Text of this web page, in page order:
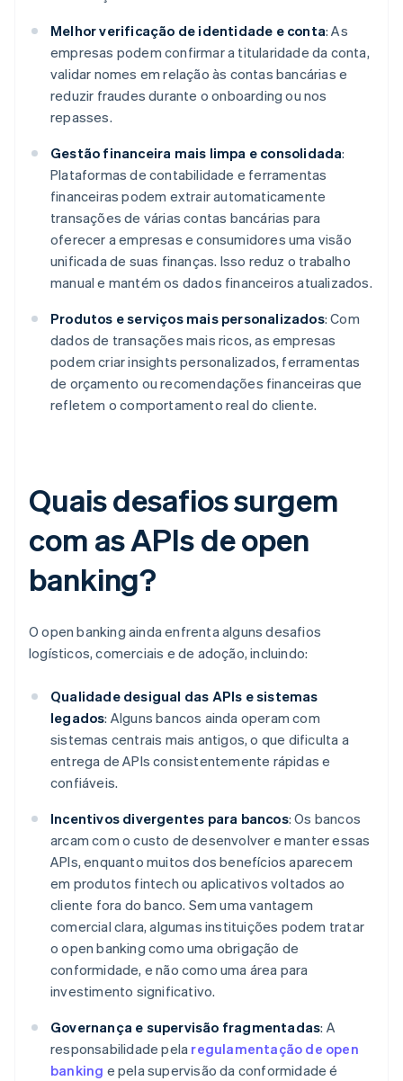
Melhor verificação de identidade e conta: As
empresas podem confirmar a titularidade da conta,
validar nomes em relação às contas bancárias e
reduzir fraudes durante o onboarding ou nos
repasses.
Gestão financeira mais limpa e consolidada:
Plataformas de contabilidade e ferramentas
financeiras podem extrair automaticamente
transações de várias contas bancárias para
oferecer a empresas e consumidores uma visão
unificada de suas finanças. Isso reduz o trabalho
manual e mantém os dados financeiros atualizados.
Produtos e serviços mais personalizados: Com
dados de transações mais ricos, as empresas
podem criar insights personalizados, ferramentas
de orçamento ou recomendações financeiras que
refletem o comportamento real do cliente.
Quais desafios surgem
com as APIs de open
banking?
O open banking ainda enfrenta alguns desafios
logísticos, comerciais e de adoção, incluindo:
Qualidade desigual das APIs e sistemas
legados: Alguns bancos ainda operam com
sistemas centrais mais antigos, o que dificulta a
entrega de APIs consistentemente rápidas e
confiáveis.
Incentivos divergentes para bancos: Os bancos
arcam com o custo de desenvolver e manter essas
APIs, enquanto muitos dos benefícios aparecem
em produtos fintech ou aplicativos voltados ao
cliente fora do banco. Sem uma vantagem
comercial clara, algumas instituições podem tratar
o open banking como uma obrigação de
conformidade, e não como uma área para
investimento significativo.
Governança e supervisão fragmentadas: A
responsabilidade pela regulamentação de open
banking e pela supervisão da conformidade é